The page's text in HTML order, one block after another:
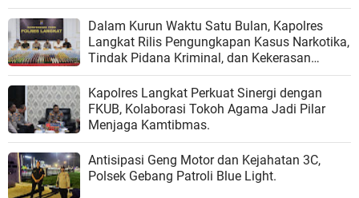
Dalam Kurun Waktu Satu Bulan, Kapolres
Langkat Rilis Pengungkapan Kasus Narkotika,
Tindak Pidana Kriminal, dan Kekerasan
Seksual terhadap Anak.
Kapolres Langkat Perkuat Sinergi dengan
FKUB, Kolaborasi Tokoh Agama Jadi Pilar
Menjaga Kamtibmas.
Antisipasi Geng Motor dan Kejahatan 3C,
Polsek Gebang Patroli Blue Light.